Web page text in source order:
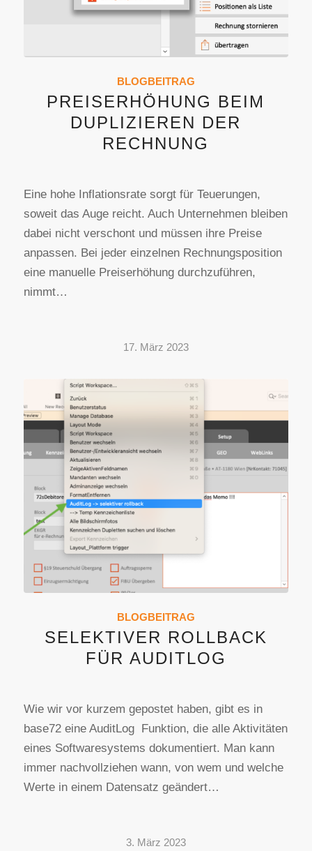
BLOGBEITRAG
PREISERHÖHUNG BEIM
DUPLIZIEREN DER
RECHNUNG
Eine hohe Inflationsrate sorgt für Teuerungen,
soweit das Auge reicht. Auch Unternehmen bleiben
dabei nicht verschont und müssen ihre Preise
anpassen. Bei jeder einzelnen Rechnungsposition
eine manuelle Preiserhöhung durchzuführen,
nimmt…
17. März 2023
BLOGBEITRAG
SELEKTIVER ROLLBACK
FÜR AUDITLOG
Wie wir vor kurzem gepostet haben, gibt es in
base72 eine AuditLog Funktion, die alle Aktivitäten
eines Softwaresystems dokumentiert. Man kann
immer nachvollziehen wann, von wem und welche
Werte in einem Datensatz geändert…
3. März 2023